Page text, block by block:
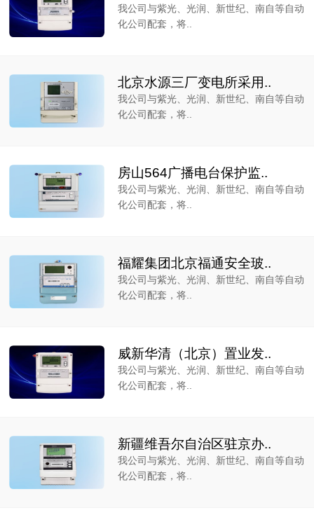
我公司与紫光、光润、新世纪、南自等自动
化公司配套，将..
北京水源三厂变电所采用..
我公司与紫光、光润、新世纪、南自等自动
化公司配套，将..
房山564广播电台保护监..
我公司与紫光、光润、新世纪、南自等自动
化公司配套，将..
福耀集团北京福通安全玻..
我公司与紫光、光润、新世纪、南自等自动
化公司配套，将..
威新华清（北京）置业发..
我公司与紫光、光润、新世纪、南自等自动
化公司配套，将..
新疆维吾尔自治区驻京办..
我公司与紫光、光润、新世纪、南自等自动
化公司配套，将..